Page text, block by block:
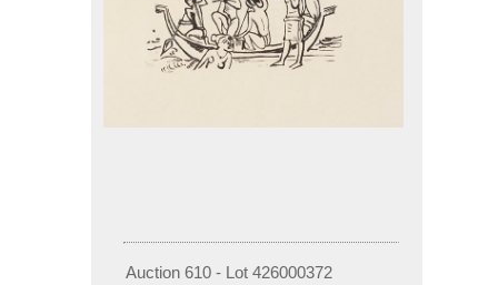
Auction 610 - Lot 426000372